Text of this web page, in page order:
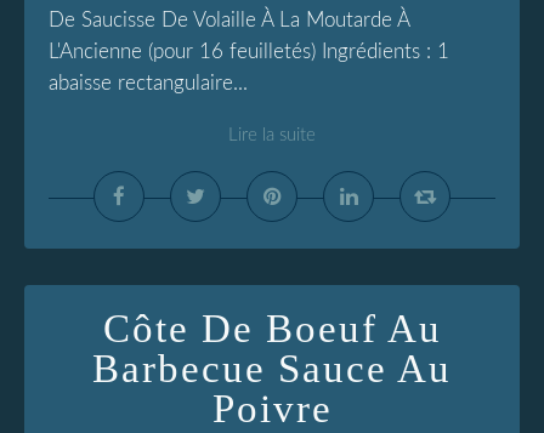
De Saucisse De Volaille À La Moutarde À
L'Ancienne (pour 16 feuilletés) Ingrédients : 1
abaisse rectangulaire...
Lire la suite
Côte De Boeuf Au
Barbecue Sauce Au
Poivre